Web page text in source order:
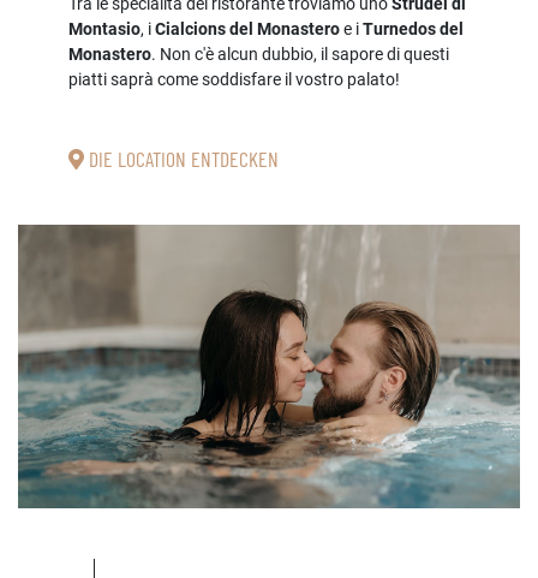
Tra le specialità del ristorante troviamo unoStrudel di
Montasio, iCialcions del Monasteroe iTurnedos del
Monastero. Non c'è alcun dubbio, il sapore di questi
piatti saprà come soddisfare il vostro palato!
DIE LOCATION ENTDECKEN